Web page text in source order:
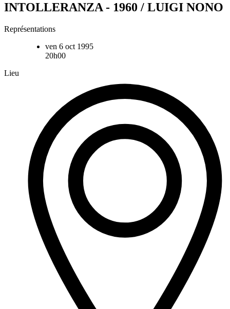
INTOLLERANZA - 1960 / LUIGI NONO
Représentations
ven 6 oct 1995
20h00
Lieu